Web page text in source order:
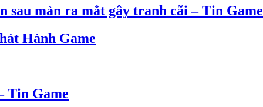
sau màn ra mắt gây tranh cãi – Tin Game
Hành Game
Tin Game